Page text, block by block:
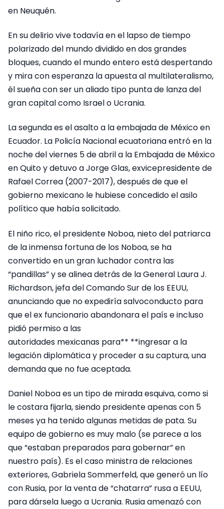
en Neuquén.
En su delirio vive todavía en el lapso de tiempo
polarizado del mundo dividido en dos grandes
bloques, cuando el mundo entero está despertando
y mira con esperanza la apuesta al multilateralismo,
él sueña con ser un aliado tipo punta de lanza del
gran capital como Israel o Ucrania.
La segunda es el asalto a la embajada de México en
Ecuador. La Policía Nacional ecuatoriana entró en la
noche del viernes 5 de abril a la Embajada de México
en Quito y detuvo a Jorge Glas, exvicepresidente de
Rafael Correa (2007-2017), después de que el
gobierno mexicano le hubiese concedido el asilo
político que había solicitado.
El niño rico, el presidente Noboa, nieto del patriarca
de la inmensa fortuna de los Noboa, se ha
convertido en un gran luchador contra las
“pandillas” y se alinea detrás de la General Laura J.
Richardson, jefa del Comando Sur de los EEUU,
anunciando que no expediría salvoconducto para
que el ex funcionario abandonara el país e incluso
pidió permiso a las
autoridades mexicanas para** **ingresar a la
legación diplomática y proceder a su captura, una
demanda que no fue aceptada.
Daniel Noboa es un tipo de mirada esquiva, como si
le costara fijarla, siendo presidente apenas con 5
meses ya ha tenido algunas metidas de pata. Su
equipo de gobierno es muy malo (se parece a los
que “estaban preparados para gobernar” en
nuestro país). Es el caso ministra de relaciones
exteriores, Gabriela Sommerfeld, que generó un lío
con Rusia, por la venta de “chatarra” rusa a EEUU,
para dársela luego a Ucrania. Rusia amenazó con